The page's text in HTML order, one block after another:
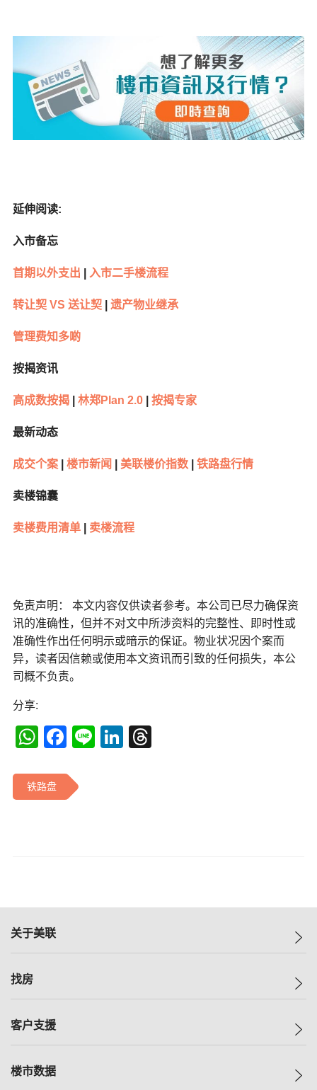
延伸阅读:
入市备忘
首期以外支出 入市二手楼流程
转让契 VS 送让契 遗产物业继承
管理费知多啲
按揭资讯
高成数按揭| 林郑Plan 2.0| 按揭专家
最新动态
成交个案| 楼市新闻 美联楼价指数| 铁路盘行情
卖楼锦囊
卖楼费用清单| 卖楼流程
免责声明： 本文内容仅供读者参考。本公司已尽力确保资
讯的准确性，但并不对文中所涉资料的完整性、即时性或
准确性作出任何明示或暗示的保证。物业状况因个案而
异，读者因信赖或使用本文资讯而引致的任何损失，本公
司概不负责。
分享:
WhatsApp
Facebook
LineLinkedIn
铁路盘
关于美联
美联集团
人才招募
找房
一手新房
减价
客户支援
自助放盘
楼市数据